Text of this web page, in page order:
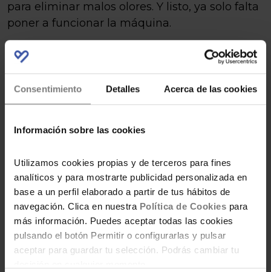
Consentimiento Detalles Acerca de las cookies
Información sobre las cookies
Utilizamos cookies propias y de terceros para fines
analíticos y para mostrarte publicidad personalizada en
base a un perfil elaborado a partir de tus hábitos de
navegación. Clica en nuestra Política de Cookies para
más información. Puedes aceptar todas las cookies
pulsando el botón Permitir o configurarlas y pulsar
aceptar para guardar tu selección. Podrás cambiar tu
para eliminar malos olores. Y listo, ya solo falta
poner a funcionar la máquina.